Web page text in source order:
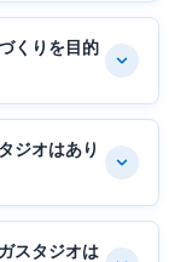
くりを目的
ジオはあり
スタジオは